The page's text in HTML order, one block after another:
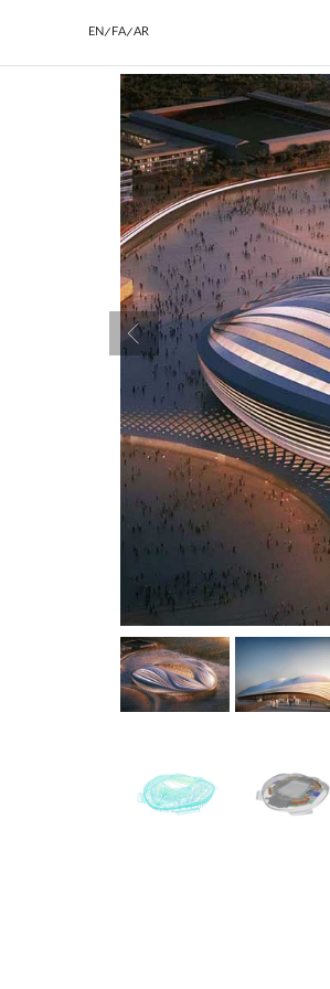
EN/FA/AR